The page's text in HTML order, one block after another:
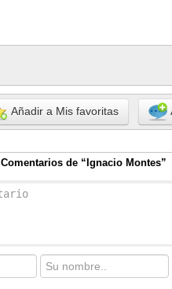
Añadir a Mis favoritas
Comentarios de “Ignacio Montes”